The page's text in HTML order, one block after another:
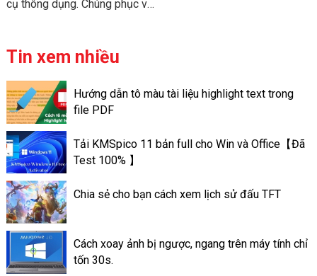
cụ thông dụng. Chúng phục vụ
tính đươc đảm bảo. Bạn cần
định kỳ. Việc tra keo tản nhiệt
trên máy tính có thể giúp máy
tính có thể đạt được hiệu suất
tốt. Và có hoạt động ổn định
tốt hơn. Sau đây là thông tin về
mức quan trọng của keo tản
nhiệt ở trên máy tính.
Tin xem nhiều
Hướng dẫn tô màu tài liệu highlight text trong
file PDF
Tải KMSpico 11 bản full cho Win và Office【Đã
Test 100% 】
Chia sẻ cho bạn cách xem lịch sử đấu TFT
Cách xoay ảnh bị ngược, ngang trên máy tính chỉ
tốn 30s.